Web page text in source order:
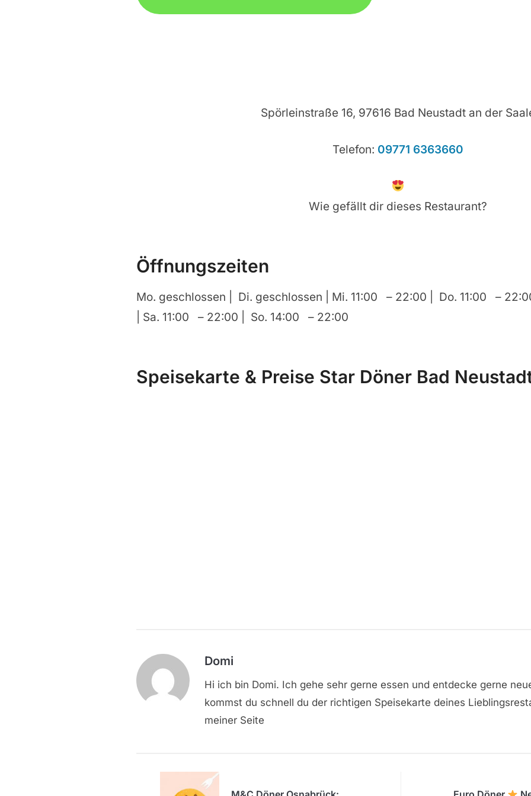
Spörleinstraße 16, 97616 Bad Neustadt an der
Telefon: 09771 6363660
Wie gefällt dir dieses Restaurant?
Öffnungszeiten
Mo. geschlossen | Di. geschlossen | Mi. 11:00 – 22:00 | Do. 11:00 –
| Sa. 11:00 – 22:00 | So. 14:00 – 22:00
Speisekarte & Preise Star Döner Bad
Domi
Hi ich bin Domi. Ich gehe sehr gerne essen und entdecke gerne
kommst du schnell du der richtigen Speisekarte deines
meiner Seite